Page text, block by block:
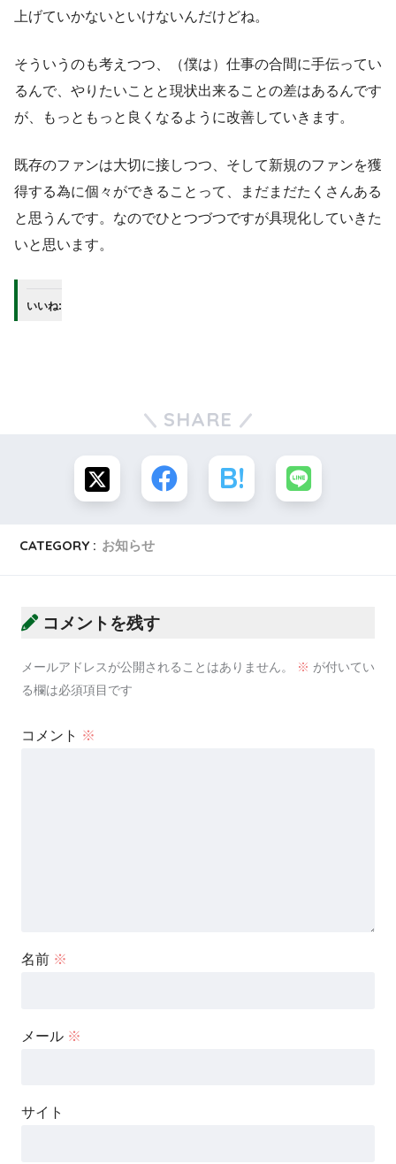
上げていかないといけないんだけどね。
そういうのも考えつつ、（僕は）仕事の合間に手伝ってい
るんで、やりたいことと現状出来ることの差はあるんです
が、もっともっと良くなるように改善していきます。
既存のファンは大切に接しつつ、そして新規のファンを獲
得する為に個々ができることって、まだまだたくさんある
と思うんです。なのでひとつづつですが具現化していきた
いと思います。
いいね:
SHARE
CATEGORY : お知らせ
コメントを残す
メールアドレスが公開されることはありません。 ※ が付いてい
る欄は必須項目です
コメント ※
名前 ※
メール ※
サイト